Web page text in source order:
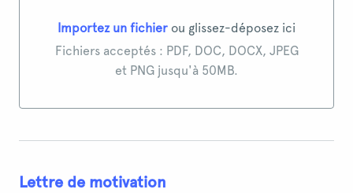
Importez un fichier ou glissez-déposez ici
Importez un fichier ou glissez-déposez ici
Fichiers acceptés : PDF, DOC, DOCX, JPEG
et PNG jusqu'à 50MB.
Lettre de motivation